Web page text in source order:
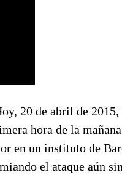
20 de abril de
hora de la
en un instituto de
el ataque aún